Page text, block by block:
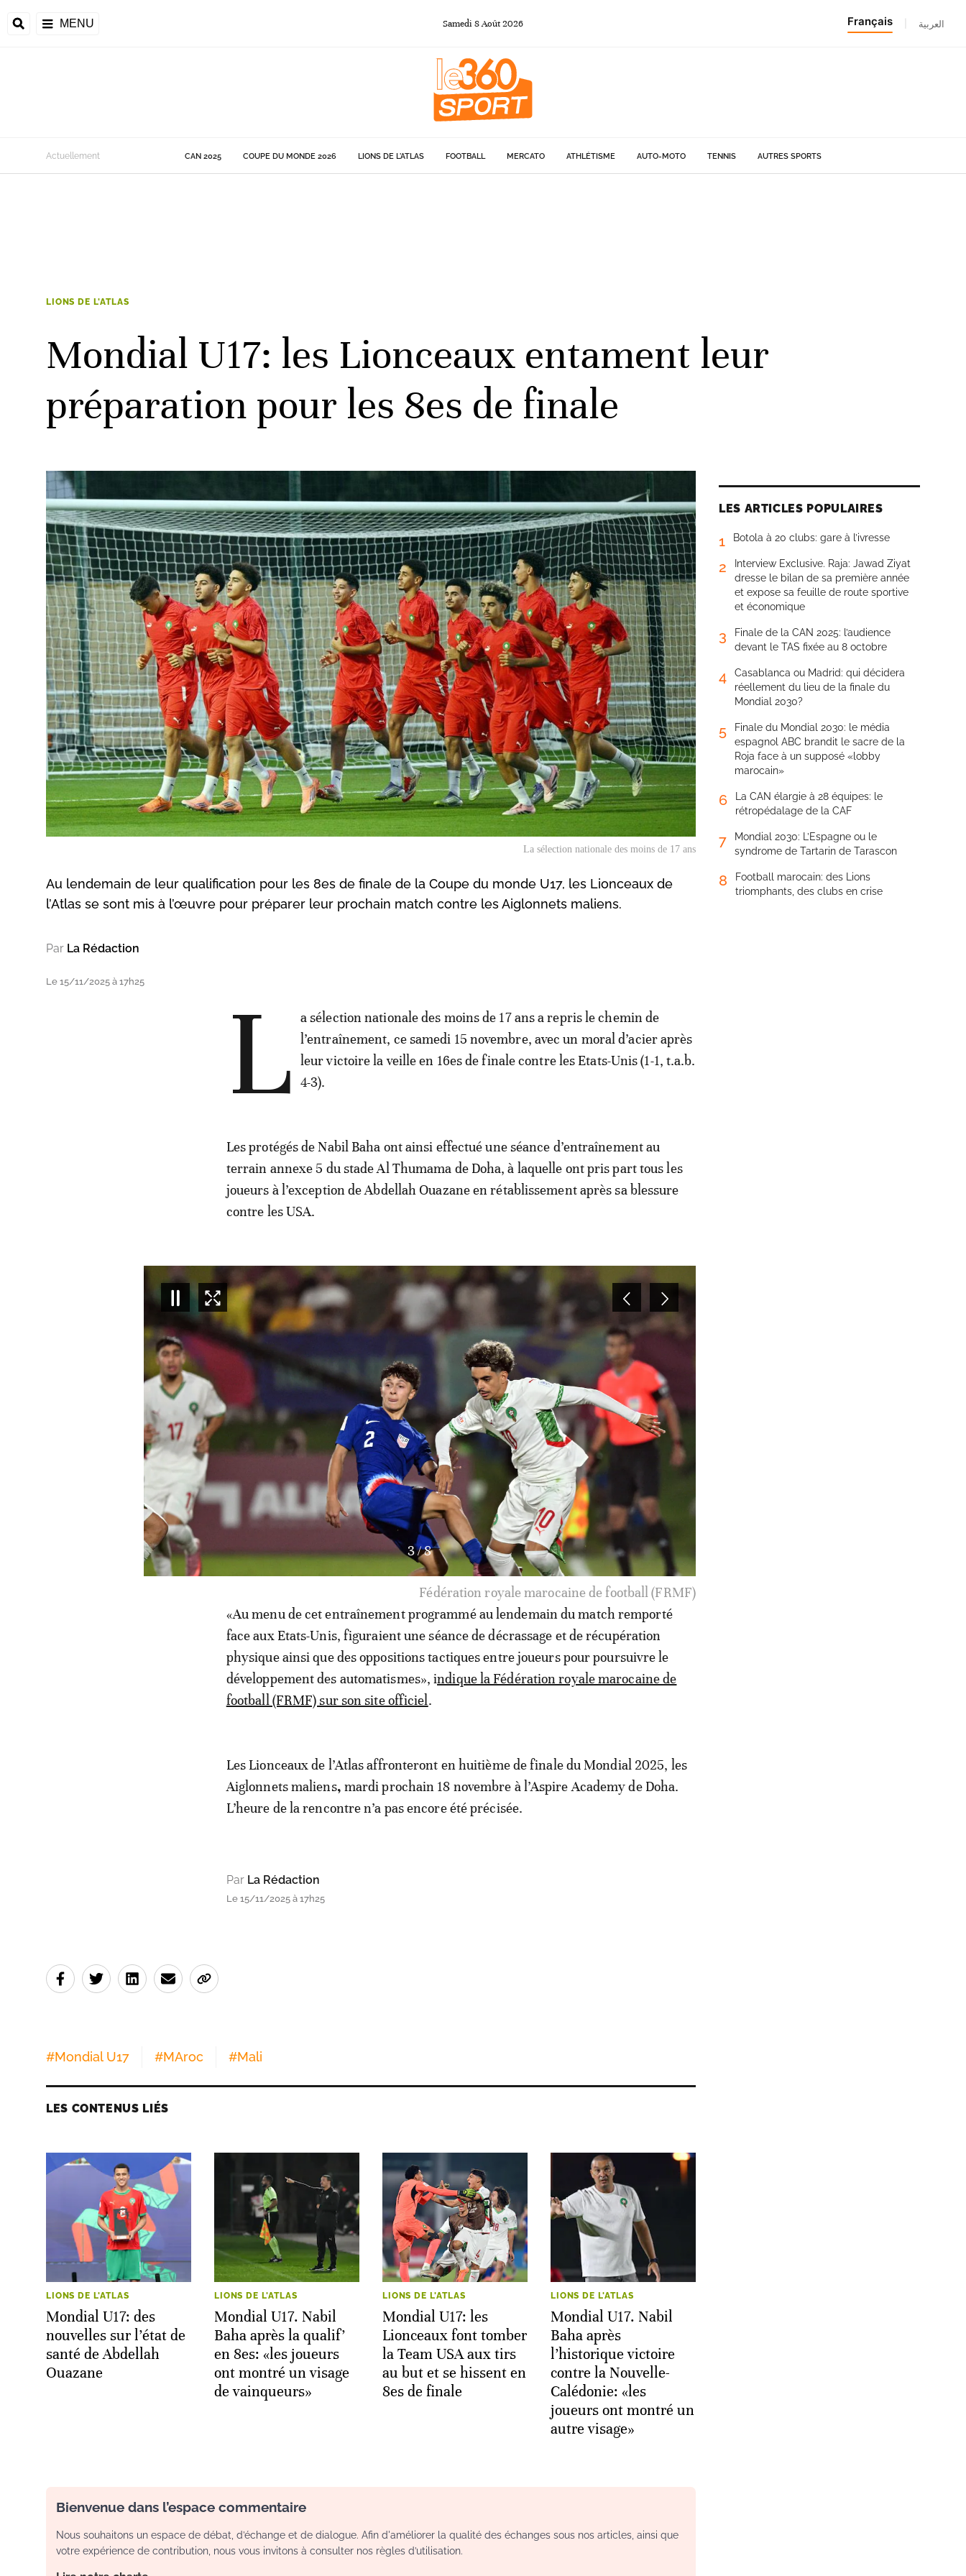
MENU Samedi 8Août2026 Français العربية
de la CAF
Actuellement CAN 2025 COUPE DU MONDE 2026 LIONS DE L'ATLAS FOOTBALL MERCATO ATHLÉTISME AUTO-MOTO TENNIS AUTRES SPORTS
LIONS DE L'ATLAS
Mondial U17: les Lionceaux entament leur
préparation pour les 8es de finale
La sélection nationale des moins de 17 ans
Au lendemain de leur qualification pour les 8es de finale de la Coupe du monde U17, les Lionceaux de
l’Atlas se sont mis à l’œuvre pour préparer leur prochain match contre les Aiglonnets maliens.
Par La Rédaction
Le 15/11/2025 à 17h25 L
a sélection nationale des moins de 17 ans a repris le chemin de
l’entraînement, ce samedi 15 novembre, avec un moral d’acier après
leur victoire la veille en 16es de finale contre les Etats-Unis (1-1, t.a.b.
4-3).
Les protégés de Nabil Baha ont ainsi effectué une séance d’entraînement au
terrain annexe 5 du stade Al Thumama de Doha, à laquelle ont pris part tous les
joueurs à l’exception de Abdellah Ouazane en rétablissement après sa blessure
contre les USA.
4/8
Fédération royale marocaine de football (FRMF)
«Au menu de cet entraînement programmé au lendemain du match remporté
face aux Etats-Unis, figuraient une séance de décrassage et de récupération
physique ainsi que des oppositions tactiques entre joueurs pour poursuivre le
développement des automatismes», indique la Fédération royale marocaine de
football (FRMF) sur son site officiel .
Les Lionceaux de l’Atlas affronteront en huitième de finale du Mondial 2025, les
Aiglonnets maliens, mardi prochain 18 novembre à l’Aspire Academy de Doha.
L’heure de la rencontre n’a pas encore été précisée.
Par La Rédaction
Le 15/11/2025 à 17h25
#Mondial U17 #MAroc #Mali
LES CONTENUS LIÉS
LIONS DE L'ATLAS
Mondial U17: des
nouvelles sur l’état de
santé de Abdellah
Ouazane
LIONS DE L'ATLAS
Mondial U17. Nabil
Baha après la qualif’
en 8es: «les joueurs
ont montré un visage
de vainqueurs»
LIONS DE L'ATLAS
Mondial U17: les
Lionceaux font tomber
la Team USA aux tirs
au but et se hissent en
8es de finale
LIONS DE L'ATLAS
Mondial U17. Nabil
Baha après
l’historique victoire
contre la Nouvelle-
Calédonie: «les
joueurs ont montré un
autre visage»
Bienvenue dans l’espace commentaire
Nous souhaitons un espace de débat, d’échange et de dialogue. Afin d'améliorer la qualité des échanges sous nos articles, ainsi que
votre expérience de contribution, nous vous invitons à consulter nos règles d’utilisation.
LES ARTICLES POPULAIRES
1 Botola à 20 clubs: gare à l’ivresse
2
Interview Exclusive. Raja: Jawad Ziyat
dresse le bilan de sa première année
et expose sa feuille de route sportive
et économique
3
Finale de la CAN 2025: l’audience
devant le TAS fixée au 8 octobre
4
Casablanca ou Madrid: qui décidera
réellement du lieu de la finale du
Mondial 2030?
5
Finale du Mondial 2030: le média
espagnol ABC brandit le sacre de la
Roja face à un supposé «lobby
marocain»
6
La CAN élargie à 28 équipes: le
rétropédalage de la CAF
7
Mondial 2030: L’Espagne ou le
syndrome de Tartarin de Tarascon
8
Football marocain: des Lions
triomphants, des clubs en crise